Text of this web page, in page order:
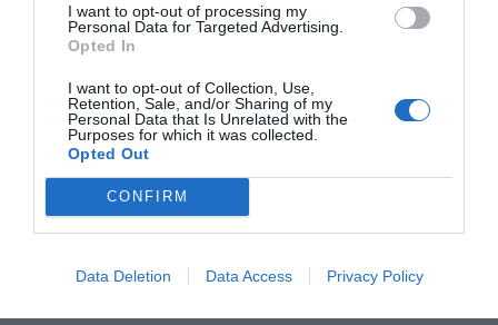
I want to opt-out of processing my
Personal Data for Targeted Advertising.
Opted In
I want to opt-out of Collection, Use,
Retention, Sale, and/or Sharing of my
Personal Data that Is Unrelated with the
Purposes for which it was collected.
Opted Out
CONFIRM
Data Deletion Data Access Privacy Policy